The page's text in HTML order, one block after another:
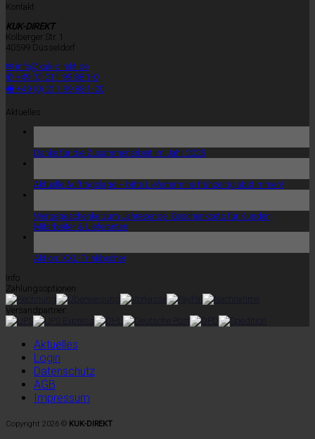
Kontakt
KUK-DIREKT
Kolberger Str. 1
40599 Düsseldorf
✉ info@kuk-direkt.de
✆ +49 (0) 211 99 88 1-0
🖷 +49 (0) 211 99 88 1-20
Aktuelles
Danke für die Zusammenarbeit im Jahr 2025
Aktuelle Auftragslage – bitte Liefertermine frühzeitig abstimmen!
Werbegeschenke zum Jahresende: Geschenksets für Kunden,
Mitarbeiter & Lieferanten
Aktion: XXL-Trinkbecher
Info
Zahlungsoptionen:
Versandpartner:
Aktuelles
Login
Datenschutz
AGB
Impressum
Copyright 2026 © KUK-DIREKT